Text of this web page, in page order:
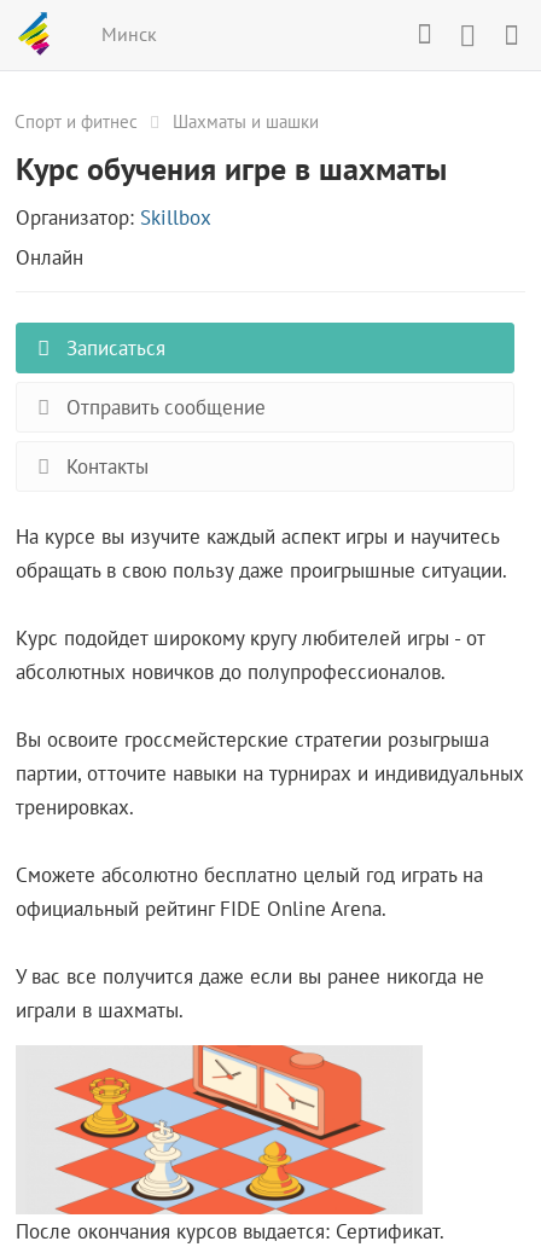
Минск
Спорт и фитнес Шахматы и шашки
Курс обучения игре в шахматы
Организатор: Skillbox
Онлайн
Записаться
Отправить сообщение
Контакты
На курсе вы изучите каждый аспект игры и научитесь
обращать в свою пользу даже проигрышные ситуации.
Курс подойдет широкому кругу любителей игры - от
абсолютных новичков до полупрофессионалов.
Вы освоите гроссмейстерские стратегии розыгрыша
партии, отточите навыки на турнирах и индивидуальных
тренировках.
Сможете абсолютно бесплатно целый год играть на
официальный рейтинг FIDE Online Arena.
У вас все получится даже если вы ранее никогда не
играли в шахматы.
После окончания курсов выдается: Сертификат.